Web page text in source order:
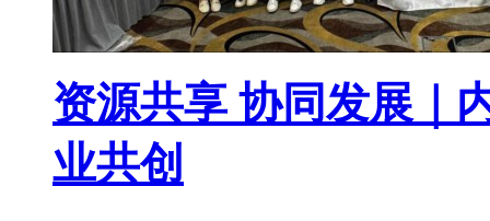
资源共享 协同发展｜
业共创